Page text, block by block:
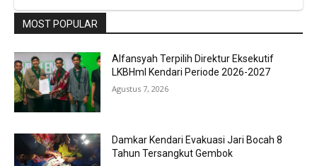
MOST POPULAR
Alfansyah Terpilih Direktur Eksekutif
LKBHmI Kendari Periode 2026-2027
Agustus 7, 2026
Damkar Kendari Evakuasi Jari Bocah 8
Tahun Tersangkut Gembok